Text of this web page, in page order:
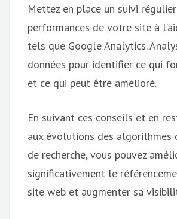
Mettez en place un suivi
performances de votre site à
tels que Google Analytics.
données pour identifier ce qui
et ce qui peut être amélioré.
En suivant ces conseils et en
aux évolutions des algorithmes
de recherche, vous pouvez
significativement le
site web et augmenter sa